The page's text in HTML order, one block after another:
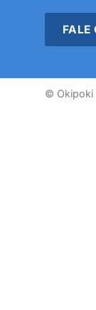
FALE
© Okipoki